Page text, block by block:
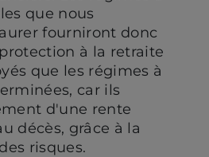
que nous
fourniront donc
à la retraite
que les régimes à
car ils
d'une rente
décès, grâce à la
risques.